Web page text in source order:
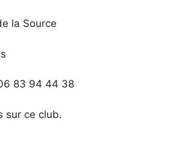
la Source
83 94 44 38
sur ce club.